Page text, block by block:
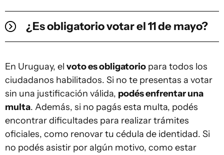
¿Es obligatorio votar el 11 de mayo?
En Uruguay, el voto es obligatorio para todos los
ciudadanos habilitados. Si no te presentas a votar
sin una justificación válida, podés enfrentar una
multa. Además, si no pagás esta multa, podés
encontrar dificultades para realizar trámites
oficiales, como renovar tu cédula de identidad. Si
no podés asistir por algún motivo, como estar